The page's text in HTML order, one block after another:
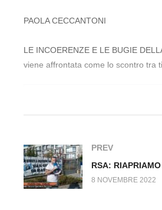
n.348.SP
PAOLA CECCANTONI
LE INCOERENZE E LE BUGIE
viene affrontata come lo scontro tra
PREV
8 NOVEMBRE 2022